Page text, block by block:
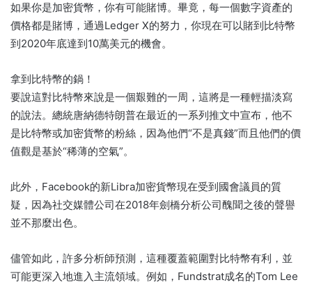
如果你是加密貨幣，你有可能賭博。畢竟，每一個數字資產的
價格都是賭博，通過Ledger X的努力，你現在可以賭到比特幣
到2020年底達到10萬美元的機會。
拿到比特幣的鍋！
要說這對比特幣來說是一個艱難的一周，這將是一種輕描淡寫
的說法。總統唐納德特朗普在最近的一系列推文中宣布，他不
是比特幣或加密貨幣的粉絲，因為他們“不是真錢”而且他們的價
值觀是基於“稀薄的空氣”。
此外，Facebook的新Libra加密貨幣現在受到國會議員的質
疑，因為社交媒體公司在2018年劍橋分析公司醜聞之後的聲譽
並不那麼出色。
儘管如此，許多分析師預測，這種覆蓋範圍對比特幣有利，並
可能更深入地進入主流領域。例如，Fundstrat成名的Tom Lee